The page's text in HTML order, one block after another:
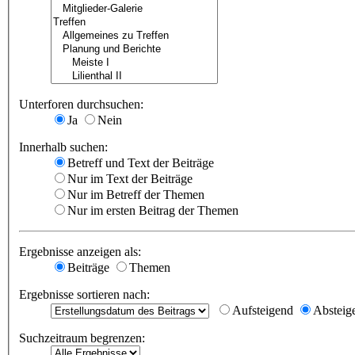
Unterforen durchsuchen:
Ja
Nein
Innerhalb suchen:
Betreff und Text der Beiträge
Nur im Text der Beiträge
Nur im Betreff der Themen
Nur im ersten Beitrag der Themen
Ergebnisse anzeigen als:
Beiträge
Themen
Ergebnisse sortieren nach:
Aufsteigend
Suchzeitraum begrenzen: